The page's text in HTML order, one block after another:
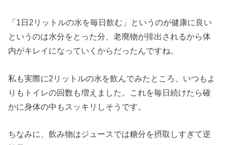
「1日2リットルの水を毎日飲む」というのが健康に良い
というのは水分をとった分、老廃物が排出されるから体
内がキレイになっていくからだったんですね。
私も実際に2リットルの水を飲んでみたところ、いつもよ
りもトイレの回数も増えました。これを毎日続けたら確
かに身体の中もスッキリしそうです。
ちなみに、飲み物はジュースでは糖分を摂取しすぎて逆